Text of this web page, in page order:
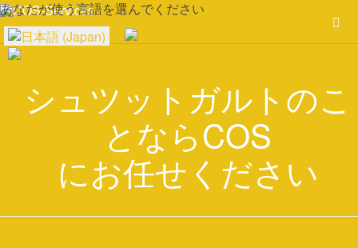
あなたが使う言語を選んでください
シュツットガルトのこ
とならCOS
にお任せください